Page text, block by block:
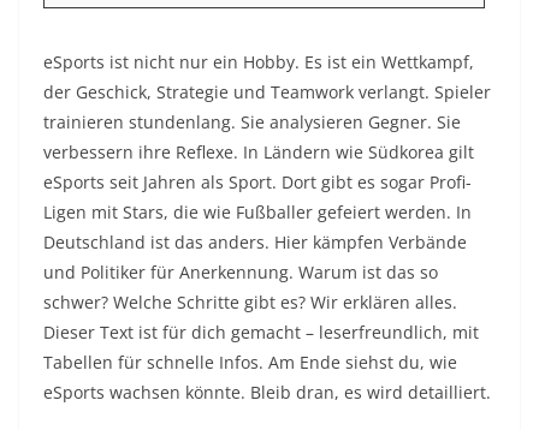
eSports ist nicht nur ein Hobby. Es ist ein Wettkampf,
der Geschick, Strategie und Teamwork verlangt. Spieler
trainieren stundenlang. Sie analysieren Gegner. Sie
verbessern ihre Reflexe. In Ländern wie Südkorea gilt
eSports seit Jahren als Sport. Dort gibt es sogar Profi-
Ligen mit Stars, die wie Fußballer gefeiert werden. In
Deutschland ist das anders. Hier kämpfen Verbände
und Politiker für Anerkennung. Warum ist das so
schwer? Welche Schritte gibt es? Wir erklären alles.
Dieser Text ist für dich gemacht – leserfreundlich, mit
Tabellen für schnelle Infos. Am Ende siehst du, wie
eSports wachsen könnte. Bleib dran, es wird detailliert.